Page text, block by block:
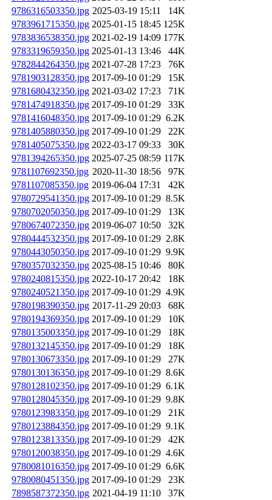
9786316503350.jpg 2025-03-19 15:11
14K
9783961715350.jpg 2025-01-15 18:45 125K
9783836538350.jpg 2021-02-19 14:09 177K
9783319659350.jpg 2025-01-13 13:46
44K
9782844264350.jpg 2021-07-28 17:23
76K
9781903128350.jpg 2017-09-10 01:29
15K
9781680432350.jpg 2021-03-02 17:23
71K
9781474918350.jpg 2017-09-10 01:29
33K
9781416048350.jpg 2017-09-10 01:29 6.2K
9781405880350.jpg 2017-09-10 01:29
22K
9781405075350.jpg 2022-03-17 09:33
30K
9781394265350.jpg 2025-07-25 08:59 117K
9781107692350.jpg 2020-11-30 18:56
97K
9781107085350.jpg 2019-06-04 17:31
42K
9780729541350.jpg 2017-09-10 01:29 8.5K
9780702050350.jpg 2017-09-10 01:29
13K
9780674072350.jpg 2019-06-07 10:50
32K
9780444532350.jpg 2017-09-10 01:29 2.8K
9780443050350.jpg 2017-09-10 01:29 9.9K
9780357032350.jpg 2025-08-15 10:46
80K
9780240815350.jpg 2022-10-17 20:42
18K
9780240521350.jpg 2017-09-10 01:29 4.9K
9780198390350.jpg 2017-11-29 20:03
68K
9780194369350.jpg 2017-09-10 01:29
10K
9780135003350.jpg 2017-09-10 01:29
18K
9780132145350.jpg 2017-09-10 01:29
18K
9780130673350.jpg 2017-09-10 01:29
27K
9780130136350.jpg 2017-09-10 01:29 8.6K
9780128102350.jpg 2017-09-10 01:29 6.1K
9780128045350.jpg 2017-09-10 01:29 9.8K
9780123983350.jpg 2017-09-10 01:29
21K
9780123884350.jpg 2017-09-10 01:29 9.1K
9780123813350.jpg 2017-09-10 01:29
42K
9780120038350.jpg 2017-09-10 01:29 4.6K
9780081016350.jpg 2017-09-10 01:29 6.6K
9780080451350.jpg 2017-09-10 01:29
23K
7898587372350.jpg 2021-04-19 11:10
37K